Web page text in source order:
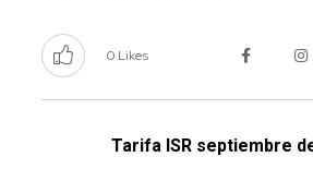
0 Likes
Tarifa ISR septiembre